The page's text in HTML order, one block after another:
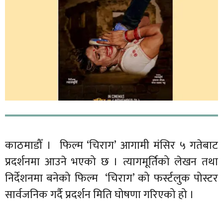
काठमाडौँ । फिल्म ‘चिराग’ आगामी मंसिर ५ गतेबाट
प्रदर्शनमा आउने भएको छ । त्यागमूर्तिको लेखन तथा
निर्देशनमा बनेको फिल्म ‘चिराग’ को फर्स्टलुक पोस्टर
सार्वजनिक गर्दै प्रदर्शन मिति घोषणा गरिएको हो ।